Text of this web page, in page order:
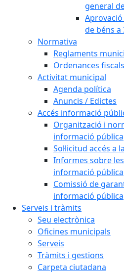
general
de béns a
Normativa
Reglaments
Ordenances fiscals
Activitat municipal
Agenda política
Anuncis / Edictes
Accés informació
Organització i
informació pública
Sol·licitud accés a
Informes sobre
informació pública
Comissió de
informació pública
Serveis i tràmits
Seu electrònica
Oficines municipals
Serveis
Tràmits i gestions
Carpeta ciutadana